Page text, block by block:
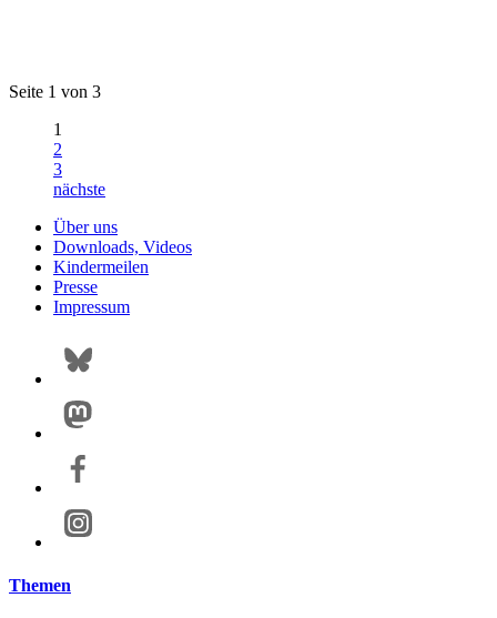
Seite 1 von 3
1
2
3
nächste
Über uns
Downloads, Videos
Kindermeilen
Presse
Impressum
Themen